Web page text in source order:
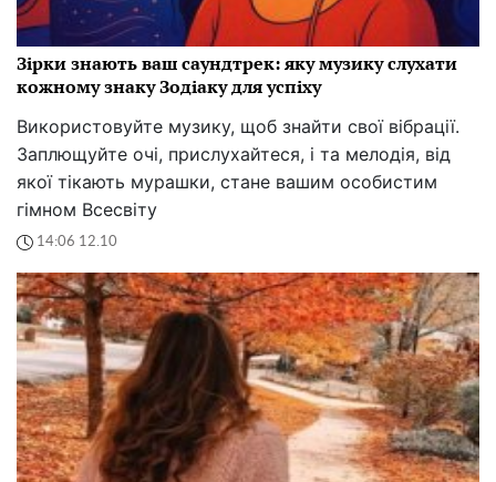
Зірки знають ваш саундтрек: яку музику слухати
кожному знаку Зодіаку для успіху
Використовуйте музику, щоб знайти свої вібрації.
Заплющуйте очі, прислухайтеся, і та мелодія, від
якої тікають мурашки, стане вашим особистим
гімном Всесвіту
14:06 12.10